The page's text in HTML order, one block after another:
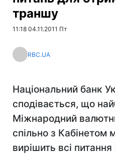
траншу
11:18 04.11.2011 Пт
RBC.UA
Національний банк
сподівається, що
Міжнародний
спільно з Кабінетом
вирішить всі